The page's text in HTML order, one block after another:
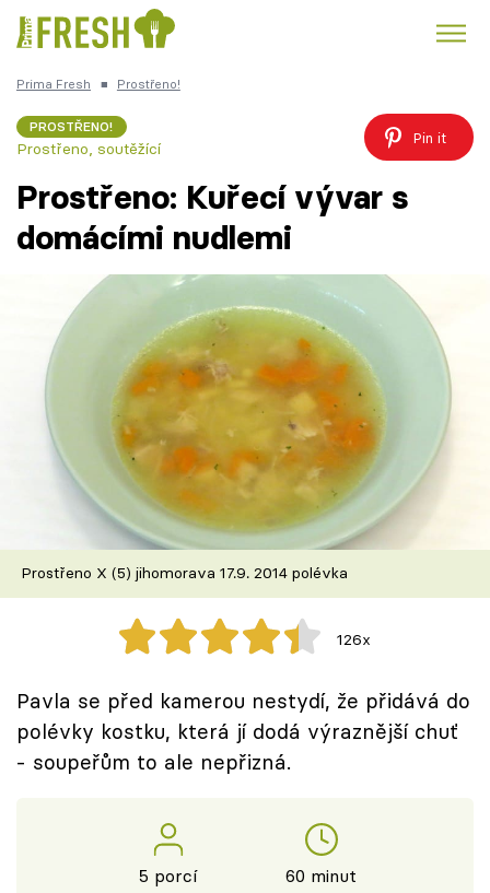
Česká kuchyně
Témata
Recepty
TV Program
Škola vaření
Recepty z TV
Speciál: Cuketa
Sledujte prima+
Prima Fresh ■ Prostřeno!
PROSTŘENO!
Prostřeno, soutěžící
Pin it
Prostřeno: Kuřecí vývar s
domácími nudlemi
Prostřeno X (5) jihomorava 17.9. 2014 polévka
126x
Pavla se před kamerou nestydí, že přidává do
polévky kostku, která jí dodá výraznější chuť
- soupeřům to ale nepřizná.
5 porcí 60 minut